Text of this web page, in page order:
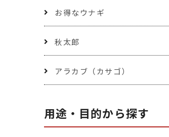
お得なウナギ
秋太郎
アラカブ（カサゴ）
用途・目的から探す